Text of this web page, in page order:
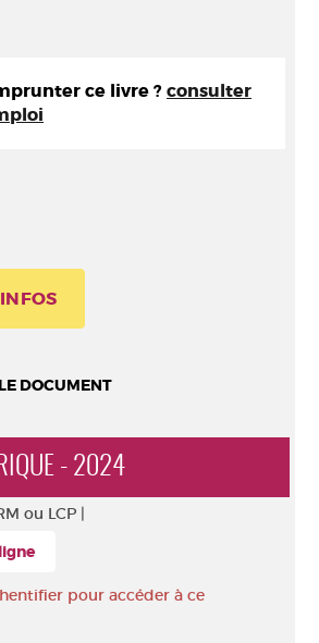
ce livre ? consulter
DOCUMENT
- 2024
ou LCP |
pour accéder à ce